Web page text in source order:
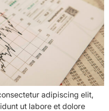
adipiscing elit,
ut labore et dolore